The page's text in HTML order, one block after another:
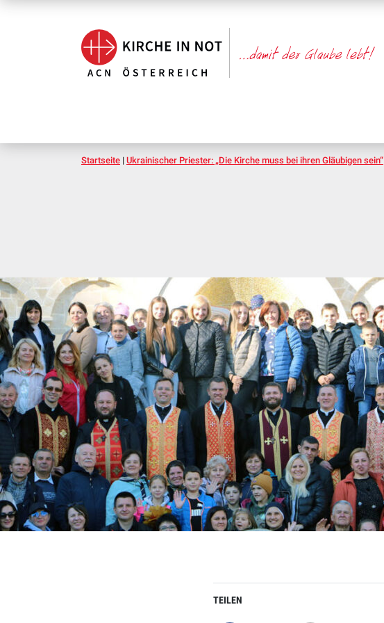
Startseite | Ukrainischer Priester: „Die Kirche muss bei ihren Gläubigen sein“
TEILEN